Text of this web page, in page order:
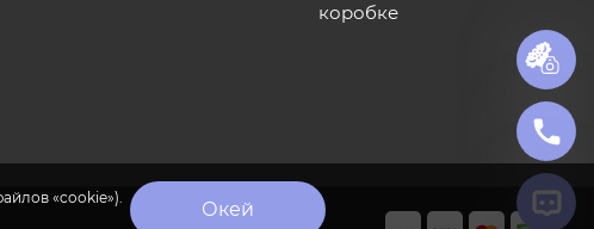
«cookie»).
Окей
коробке